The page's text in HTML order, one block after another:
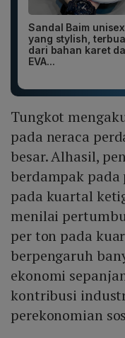
Sandal Baim unisex
yang stylish,
dari bahan karet
EVA...
Tungkot
pada neraca
besar. Alhasil,
berdampak
pada kuartal
menilai
per ton pada
berpengaruh
ekonomi
kontribusi
perekonomian